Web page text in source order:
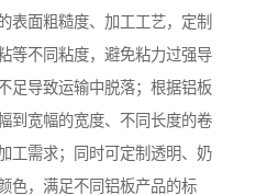
表面粗糙度、加工工艺，定制
等不同粘度，避免粘力过强导
足导致运输中脱落；根据铝板
到宽幅的宽度、不同长度的卷
工需求；同时可定制透明、奶
色，满足不同铝板产品的标